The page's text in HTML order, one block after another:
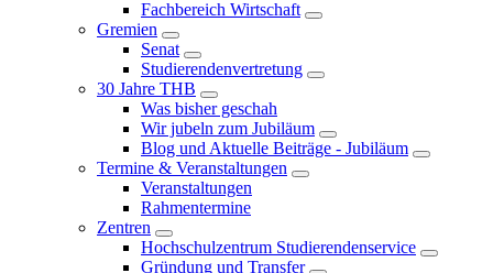
Fachbereich Wirtschaft
Gremien
Senat
Studierendenvertretung
30 Jahre THB
Was bisher geschah
Wir jubeln zum Jubiläum
Blog und Aktuelle Beiträge - Jubiläum
Termine & Veranstaltungen
Veranstaltungen
Rahmentermine
Zentren
Hochschulzentrum Studierendenservice
Gründung und Transfer